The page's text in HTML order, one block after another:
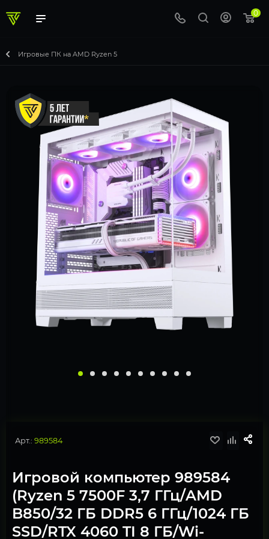
0
Игровые ПК на AMD Ryzen 5
Арт.: 989584
Игровой компьютер 989584
(Ryzen 5 7500F 3,7 ГГц/AMD
B850/32 ГБ DDR5 6 ГГц/1024 ГБ
SSD/RTX 4060 TI 8 ГБ/Wi-